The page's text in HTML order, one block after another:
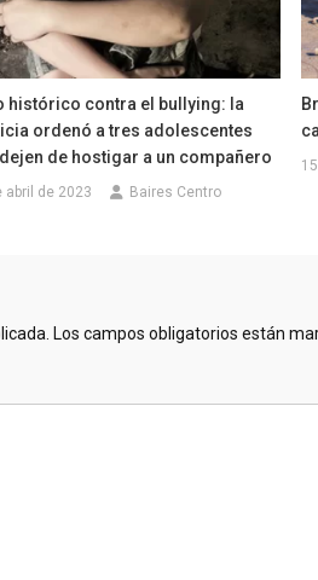
histórico contra el bullying: la
ordenó a tres adolescentes
de hostigar a un compañero
abril de 2023 Baires Centro
Los campos obligatorios están